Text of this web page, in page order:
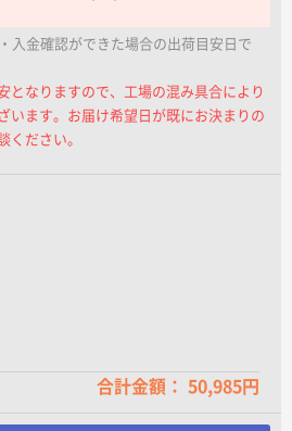
入金確認ができた場合の出荷目安日で
となりますので、工場の混み具合により
います。お届け希望日が既にお決まりの
ください。
合計金額： 50,985円